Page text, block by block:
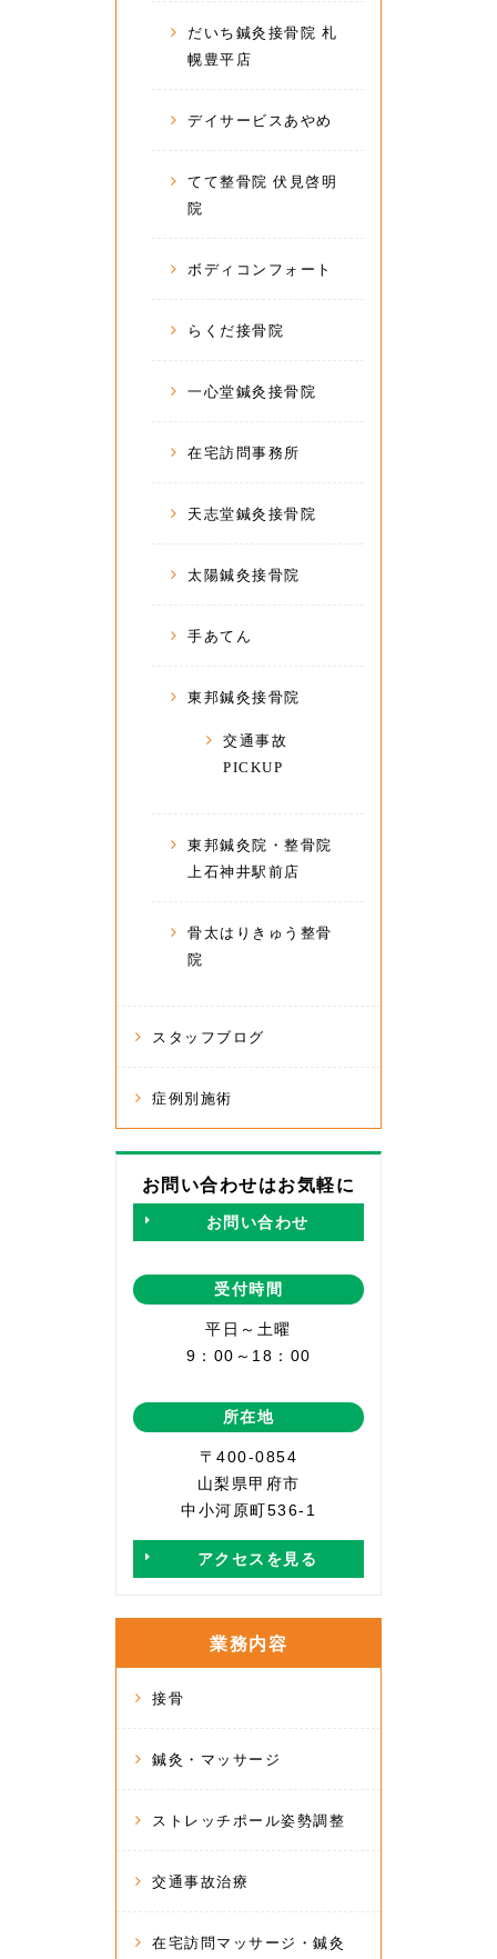
だいち鍼灸接骨院 札
幌豊平店
デイサービスあやめ
てて整骨院 伏見啓明
院
ボディコンフォート
らくだ接骨院
一心堂鍼灸接骨院
在宅訪問事務所
天志堂鍼灸接骨院
太陽鍼灸接骨院
手あてん
東邦鍼灸接骨院
交通事故
PICKUP
東邦鍼灸院・整骨院
上石神井駅前店
骨太はりきゅう整骨
院
スタッフブログ
症例別施術
お問い合わせはお気軽に
お問い合わせ
受付時間
平日～土曜
9：00～18：00
所在地
〒400-0854
山梨県甲府市
中小河原町536-1
アクセスを見る
業務内容
接骨
鍼灸・マッサージ
ストレッチポール姿勢調整
交通事故治療
在宅訪問マッサージ・鍼灸